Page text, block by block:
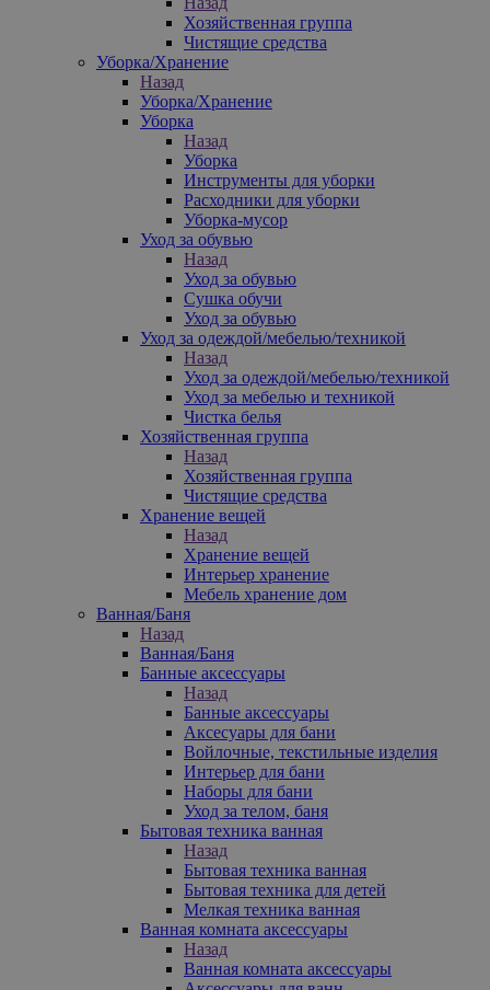
Хозяйственная группа
Чистящие средства
Уборка/Хранение
Назад
Уборка/Хранение
Уборка
Назад
Уборка
Инструменты для уборки
Расходники для уборки
Уборка-мусор
Уход за обувью
Назад
Уход за обувью
Сушка обучи
Уход за обувью
Уход за одеждой/мебелью/техникой
Назад
Уход за одеждой/мебелью/техникой
Уход за мебелью и техникой
Чистка белья
Хозяйственная группа
Назад
Хозяйственная группа
Чистящие средства
Хранение вещей
Назад
Хранение вещей
Интерьер хранение
Мебель хранение дом
Ванная/Баня
Назад
Ванная/Баня
Банные аксессуары
Назад
Банные аксессуары
Аксесуары для бани
Войлочные, текстильные изделия
Интерьер для бани
Наборы для бани
Уход за телом, баня
Бытовая техника ванная
Назад
Бытовая техника ванная
Бытовая техника для детей
Мелкая техника ванная
Ванная комната аксессуары
Назад
Ванная комната аксессуары